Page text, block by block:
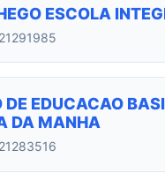
ESCOLA
DE EDUCACAO
DA MANHA